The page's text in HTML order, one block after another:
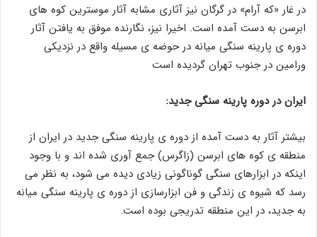
در غار «که آرام» در گرگان نیز آثاری مشابه آثار موسترین کوه های
ابرسن به دست آمده است. اخیرا نیز، نگارنده موفق به یافتن آثار
دوره ی پارینه سنگی میانه در حوضه ی مسیله واقع در نزدیکی
ورامین در جنوب تهران گردیده است
ایران در دوره پارینه سنگی جدید:
بیشتر آثار به دست آمده از دوره ی پارینه سنگی جدید در ایران از
منطقه ی کوه های ابرسن (زاگرس) جمع آوری شده اند و با وجود
اینکه در ابزارهای سنگی گوناگونی زیادی دیده می شود، به نظر می
رسد که شیوه ی زندگی و فن ابزارسازی از دوره ی پارینه سنگی میانه
به جدید، در این منطقه تدریجی بوده است.